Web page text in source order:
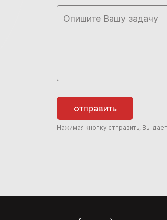
отправить
Нажимая кнопку отправить, Вы